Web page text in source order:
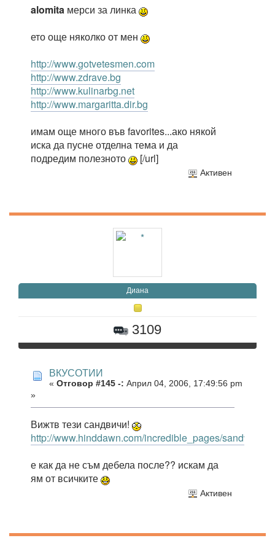
alomita мерси за линка
ето още няколко от мен
http://www.gotvetesmen.com
http://www.zdrave.bg
http://www.kulinarbg.net
http://www.margaritta.dir.bg
имам още много във favorites...ако някой
иска да пусне отделна тема и да
подредим полезното
[/url]
Активен
Диана
3109
ВКУСОТИИ
« Отговор #145 -: Април 04, 2006, 17:49:56 pm
»
Вижтв тези сандвичи!
http://www.hinddawn.com/incredible_pages/
е как да не съм дебела после?? искам да
ям от всичките
Активен